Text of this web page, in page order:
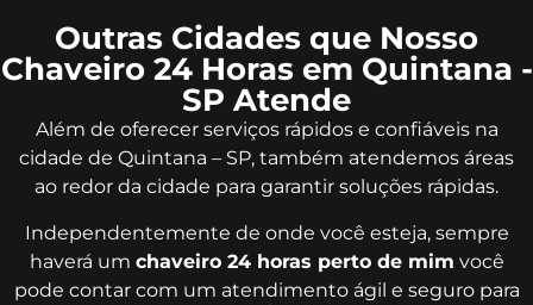
Outras Cidades que Nosso
Chaveiro 24 Horas em Quintana -
SP Atende
Além de oferecer serviços rápidos e confiáveis na
cidade de Quintana – SP, também atendemos áreas
ao redor da cidade para garantir soluções rápidas.
Independentemente de onde você esteja, sempre
haverá um chaveiro 24 horas perto de mim você
pode contar com um atendimento ágil e seguro para